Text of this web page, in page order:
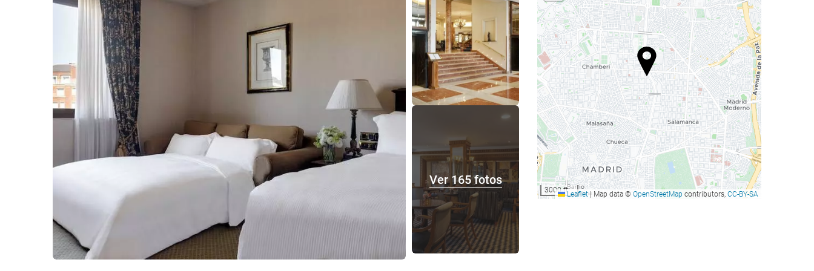
Ver 165 fotos
3000 ftLeaflet | Map data © OpenStreetMap contributors, CC-BY-SA